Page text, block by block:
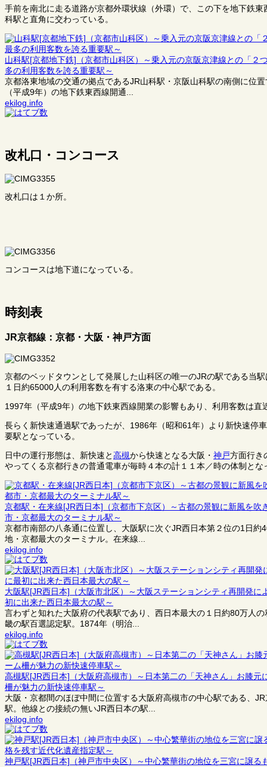
手前を南北に走る道路が京都外環状線（外環）で、この下を地下鉄東
科駅と直角に交わっている。
山科駅[京都地下鉄]（京都市山科区）～乗入元の京阪京津線との「２
多の利用客数を誇る重要駅～
京都洛東地域の交通の拠点であるJR山科駅・京阪山科駅の南側に位
（平成9年）の地下鉄東西線開通...
ekilog.info
改札口・コンコース
改札口は１か所。
コンコースは地下道になっている。
時刻表
JR京都線：京都・大阪・神戸方面
京都のベッドタウンとして発展した山科区の唯一のJRの駅である当駅
１日約65000人の利用客数を有する洛東の中心駅である。
1997年（平成9年）の地下鉄東西線開業の影響もあり、利用客数は
長らく新快速通過駅であったが、1986年（昭和61年）より新快速停
要駅となっている。
日中の運行形態は、新快速と高槻から快速となる大阪・ 神戸方面行き
やってくる京都行きの普通電車が毎時４本の計１１本／時の体制とな
京都駅・在来線[JR西日本]（京都市下京区）～古都の景観に新風を
市・京都最大のターミナル駅～
京都市南部の八条通に位置し、大阪駅に次ぐJR西日本第２位の1日
地・京都最大のターミナル。在来線...
ekilog.info
大阪駅[JR西日本]（大阪市北区）～大阪ステーションシティ再開発
初に出来た西日本最大の駅～
言わずと知れた大阪府の代表駅であり、西日本最大の１日約80万人
畿の駅百選認定駅。1874年（明治...
ekilog.info
高槻駅[JR西日本]（大阪府高槻市）～日本第二の「天神さん」お膝
柵が魅力の新快速停車駅～
大阪・京都間のほぼ中間に位置する大阪府高槻市の中心駅である、
駅。他線との接続の無いJR西日本の駅...
ekilog.info
神戸駅[JR西日本]（神戸市中央区）～中心繁華街の地位を三宮に譲